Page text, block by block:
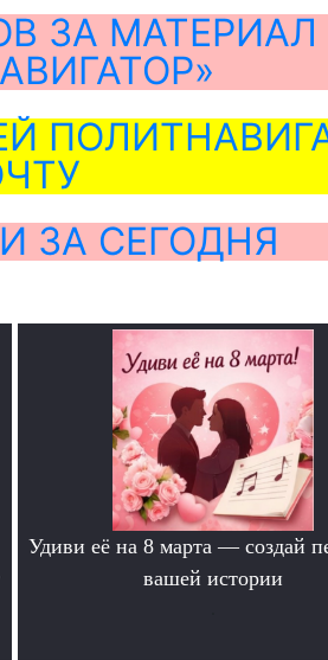
ЗА
ЗА СЕГОДНЯ
Удиви её на 8 марта — создай
вашей истории